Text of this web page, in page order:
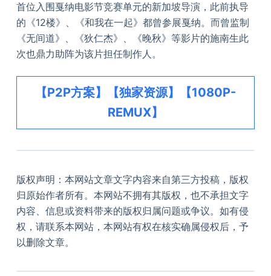
首位入围戛纳电影节竞赛单元的新加坡导演，此前执导
的《12楼》、《和我在一起》都曾参展戛纳。而曾监制
《无间道》、《狄仁杰》、《晚秋》等影片的施南生此
次也鼎力助阵为该片担任制作人。
【P2P方案】【独家资源】【1080P-
REMUX】
版权声明：本网站文章文字内容来自第三方投稿，版权
归原始作者所有。本网站不拥有其版权，也不承担文字
内容、信息或资料带来的版权归属问题或争议。如有侵
权，请联系本网站，本网站有权在核实确属侵权后，予
以删除文章。